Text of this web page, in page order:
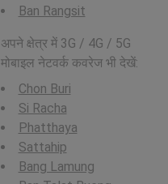
Ban Rangsit
अपने क्षेत्र में 3G / 4G / 5G
मोबाइल नेटवर्क कवरेज भी देखें:
Chon Buri
Si Racha
Phatthaya
Sattahip
Bang Lamung